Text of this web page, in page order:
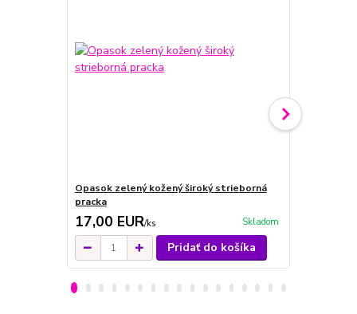
Opasok zelený kožený široký strieborná
pracka
17,00 EUR/ks Skladom
Pridať do košíka